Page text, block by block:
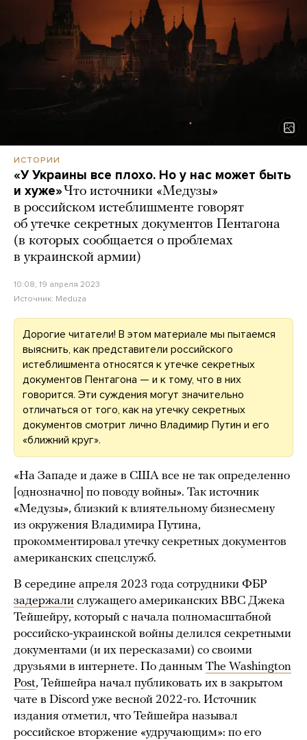
ИСТОРИИ
«У Украины все плохо. Но у нас может быть
и хуже»Что источники «Медузы»
в российском истеблишменте говорят
об утечке секретных документов Пентагона
(в которых сообщается о проблемах
в украинской армии)
10:08, 19 апреля 2023
Источник: Meduza
Дорогие читатели! В этом материале мы пытаемся
выяснить, как представители российского
истеблишмента относятся к утечке секретных
документов Пентагона — и к тому, что в них
говорится. Эти суждения могут значительно
отличаться от того, как на утечку секретных
документов смотрит лично Владимир Путин и его
«ближний круг».
«На Западе и даже в США все не так определенно
[однозначно] по поводу войны». Так источник
«Медузы», близкий к влиятельному бизнесмену
из окружения Владимира Путина,
прокомментировал утечку секретных документов
американских спецслужб.
В середине апреля 2023 года сотрудники ФБР
задержали служащего американских ВВС Джека
Тейшейру, который с начала полномасштабной
российско-украинской войны делился секретными
документами (и их пересказами) со своими
друзьями в интернете. По данным The Washington
Post, Тейшейра начал публиковать их в закрытом
чате в Discord уже весной 2022-го. Источник
издания отметил, что Тейшейра называл
российское вторжение «удручающим»: по его